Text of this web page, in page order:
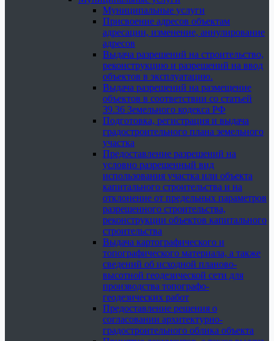
Муниципальные услуги
Присвоение адресов объектам
адресации, изменение, аннулирование
адресов
Выдача разрешений на строительство,
реконструкцию и разрешений на ввод
объектов в эксплуатацию.
Выдача разрешений на размещение
объектов в соответствии со статьей
39.36 Земельного кодекса РФ
Подготовка, регистрация и выдача
градостроительного плана земельного
участка
Предоставление разрешений на
условно разрешенный вид
использования участка или объекта
капитального строительства и на
отклонение от предельных параметров
разрешенного строительства,
реконструкции объектов капитального
строительства
Выдача картографического и
топографического материала, а также
сведений об исходной планово-
высотной геодезической сети для
производства топографо-
геодезических работ
Предоставление решения о
согласовании архитектурно-
градостроительного облика объекта